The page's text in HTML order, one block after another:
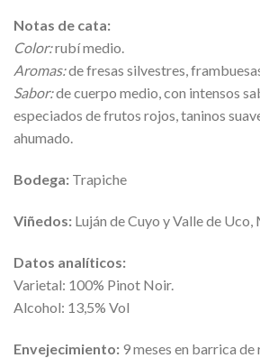
Notas de cata:
Color:rubí medio.
Aromas:de fresas silvestres,
Sabor:de cuerpo medio, con intensos
especiados de frutos rojos, taninos
ahumado.
Bodega: Trapiche
Viñedos: Luján de Cuyo y Valle de
Datos analíticos:
Varietal: 100% Pinot Noir.
Alcohol: 13,5% Vol
Envejecimiento: 9 meses en barrica de